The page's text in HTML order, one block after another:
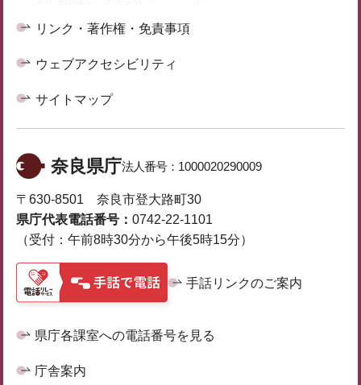
リンク・著作権・免責事項
ウェブアクセシビリティ
サイトマップ
奈良県庁法人番号： 1000020290009
〒630-8501 奈良市登大路町30
県庁代表電話番号： 0742-22-1101
（受付：午前8時30分から午後5時15分）
手話リンクのご案内
県庁各課室への電話番号を見る
庁舎案内